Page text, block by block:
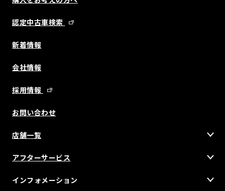
認定中古車検索
新着情報
会社情報
採用情報
お問い合わせ
店舗一覧
アフターサービス
インフォメーション